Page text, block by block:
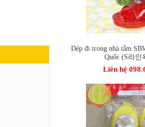
Dép đi trong nhà tắm
Quốc (S라인
Liên hệ